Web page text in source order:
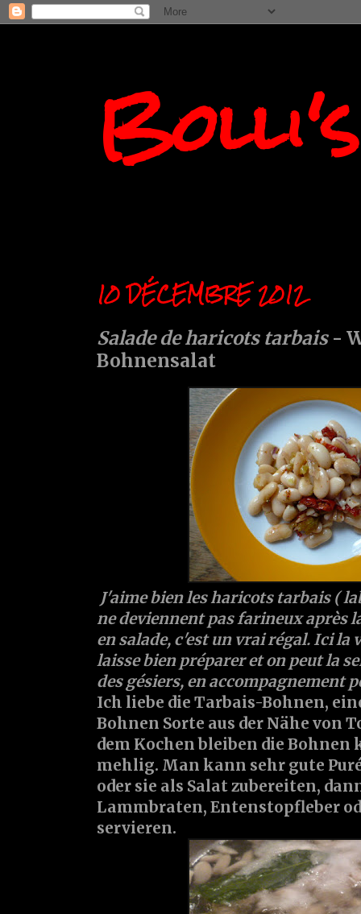
10 DÉCEMBRE 2012
Salade de haricots tarbais-
Bohnensalat
J'aime bien les haricots tarbais (
ne deviennent pas farineux après
en salade, c'est un vrai régal. Ici la
laisse bien préparer et on peut la
des gésiers, en accompagnement
Ich liebe die Tarbais-Bohnen,
Bohnen Sorte aus der Nähe von
dem Kochen bleiben die
mehlig. Man kann sehr gute
oder sie als Salat zubereiten,
Lammbraten, Entenstopfleber
servieren.